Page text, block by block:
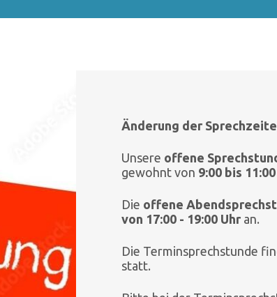
Änderung der
Unsere offene
gewohnt von 9:00 bis
Die offene
von 17:00 - 19:00 Uhr an.
Die Terminsprechstunde
statt.